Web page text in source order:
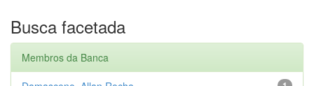
Busca facetada
Membros da Banca